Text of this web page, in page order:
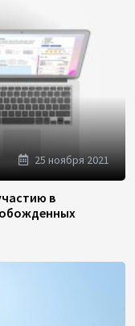
25 ноября 2021
в